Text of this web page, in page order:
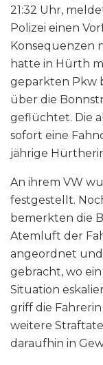
21:32 Uhr,
Polizei einen
Konsequenzen
hatte in Hürth
geparkten Pkw
über die
geflüchtet. Die
sofort eine
jährige
An ihrem VW
festgestellt.
bemerkten die
Atemluft der
angeordnet und
gebracht, wo
Situation
griff die
weitere
daraufhin in